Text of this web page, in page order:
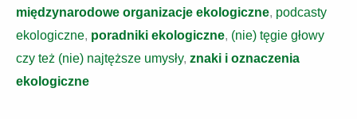
międzynarodowe organizacje ekologiczne, podcasty
ekologiczne, poradniki ekologiczne, (nie) tęgie głowy
czy też (nie) najtęższe umysły, znaki i oznaczenia
ekologiczne